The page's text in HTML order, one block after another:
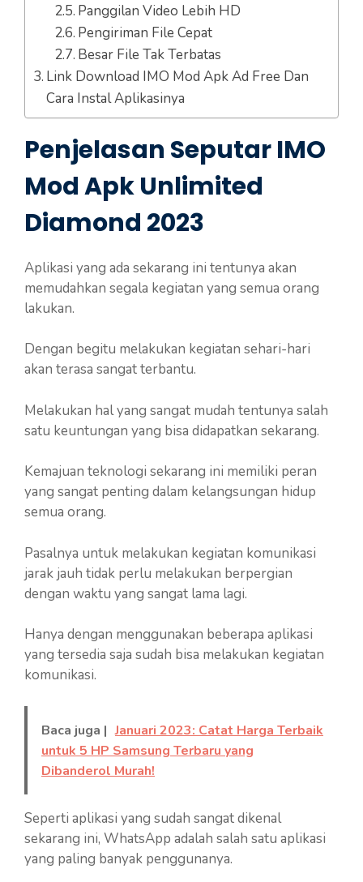
Panggilan Video Lebih HD
Pengiriman File Cepat
Besar File Tak Terbatas
Link Download IMO Mod Apk Ad Free Dan
Cara Instal Aplikasinya
Penjelasan Seputar IMO
Mod Apk Unlimited
Diamond 2023
Aplikasi yang ada sekarang ini tentunya akan
memudahkan segala kegiatan yang semua orang
lakukan.
Dengan begitu melakukan kegiatan sehari-hari
akan terasa sangat terbantu.
Melakukan hal yang sangat mudah tentunya salah
satu keuntungan yang bisa didapatkan sekarang.
Kemajuan teknologi sekarang ini memiliki peran
yang sangat penting dalam kelangsungan hidup
semua orang.
Pasalnya untuk melakukan kegiatan komunikasi
jarak jauh tidak perlu melakukan berpergian
dengan waktu yang sangat lama lagi.
Hanya dengan menggunakan beberapa aplikasi
yang tersedia saja sudah bisa melakukan kegiatan
komunikasi.
Baca juga | Januari 2023: Catat Harga Terbaik
untuk 5 HP Samsung Terbaru yang
Dibanderol Murah!
Seperti aplikasi yang sudah sangat dikenal
sekarang ini, WhatsApp adalah salah satu aplikasi
yang paling banyak penggunanya.